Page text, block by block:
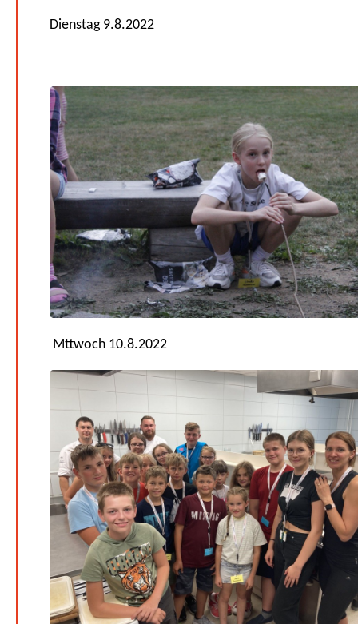
Dienstag 9.8.2022
Mttwoch 10.8.2022